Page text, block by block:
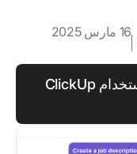
16 مارس 2025
إنشاء أوصاف وظيفية مثالية باستخدام ClickUp